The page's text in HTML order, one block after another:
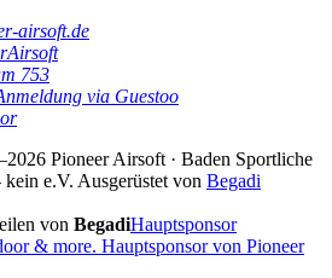
airsoft.de
753
via Guestoo
Pioneer Airsoft · Baden Sportliche
kein e.V. Ausgerüstet von Begadi
von BegadiHauptsponsor